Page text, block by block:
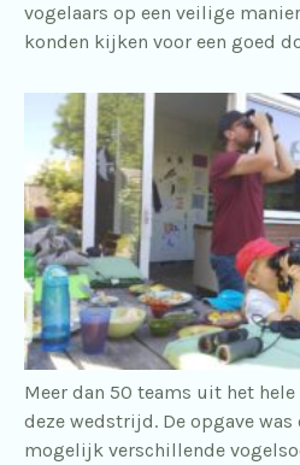
vogelaars op een veilige
konden kijken voor een goed
Meer dan 50 teams uit het hele
deze wedstrijd. De opgave
mogelijk verschillende